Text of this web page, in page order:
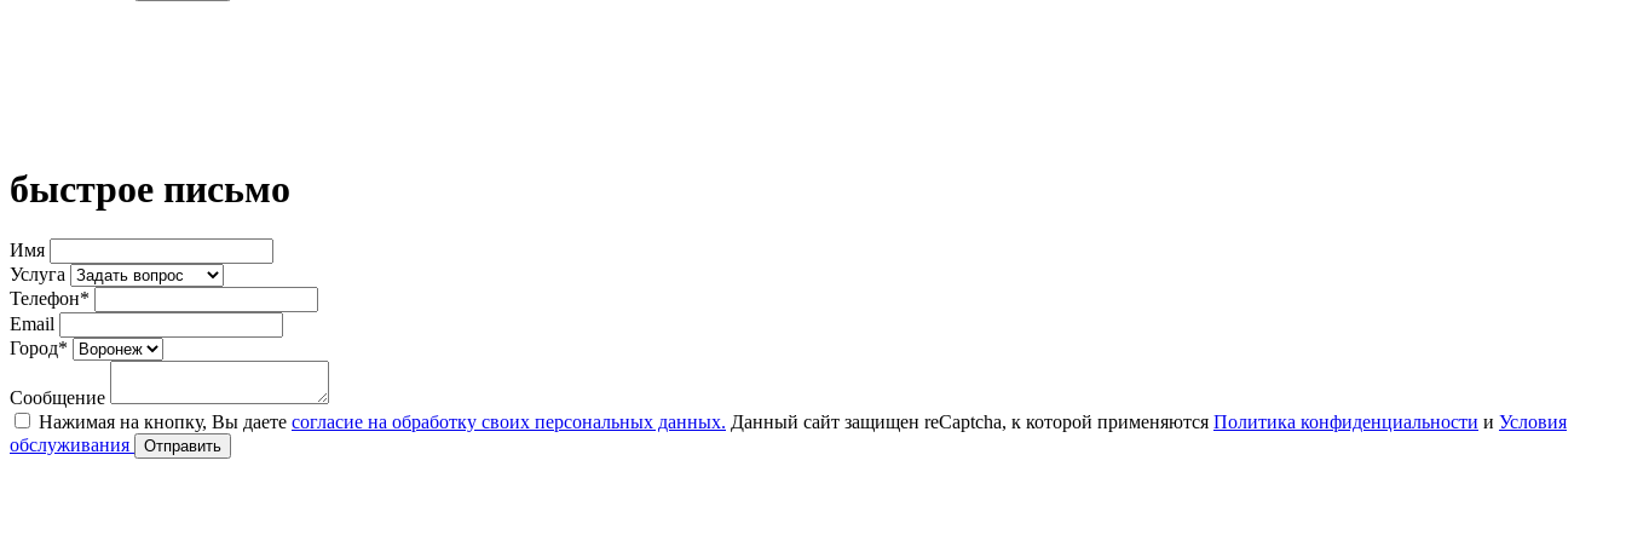
быстрое письмо
Имя
Услуга
Телефон*
Email
Город*
Сообщение
Нажимая на кнопку, Вы даете согласие на обработку своих персональных данных. Данный сайт защищен reCaptcha, к которой применяются Политика конфиденциальности и Условия
обслуживания